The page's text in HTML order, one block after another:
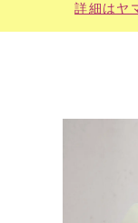
詳細はヤ